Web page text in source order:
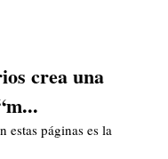
crea una
estas páginas es la